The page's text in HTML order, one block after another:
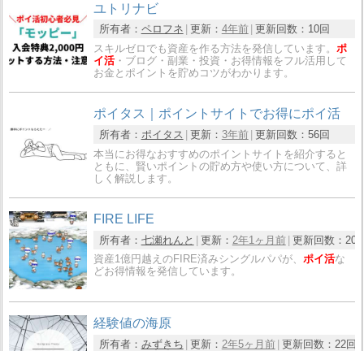
ユトリナビ
所有者： ペロフネ 更新： 4年前 更新回数： 10回
スキルゼロでも資産を作る方法を発信しています。ポ
イ活・ブログ・副業・投資・お得情報をフル活用して
お金とポイントを貯めコツがわかります。
ポイタス｜ポイントサイトでお得にポイ活
所有者： ポイタス 更新： 3年前 更新回数： 56回
本当にお得なおすすめのポイントサイトを紹介すると
ともに、賢いポイントの貯め方や使い方について、詳
しく解説します。
FIRE LIFE
所有者： 七瀬れんと 更新： 2年1ヶ月前 更新回数：
資産1億円越えのFIRE済みシングルパパが、ポイ活な
どお得情報を発信しています。
経験値の海原
所有者： みずきち 更新： 2年5ヶ月前 更新回数： 22回